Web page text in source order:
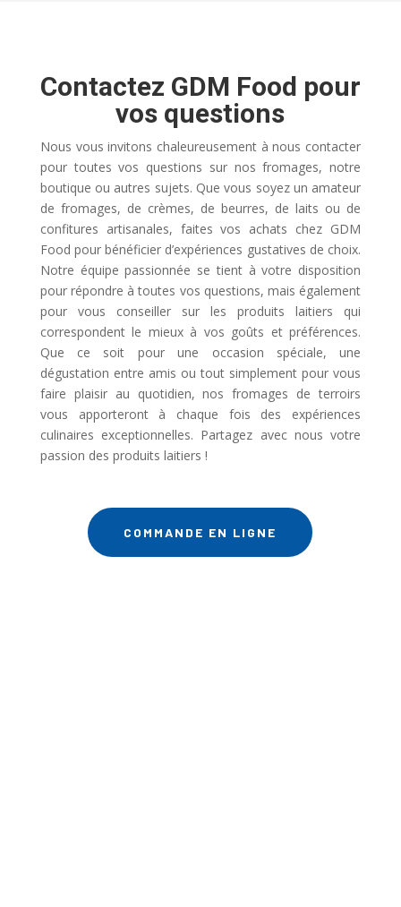
Contactez GDM Food pour
vos questions
Nous vous invitons chaleureusement à nous contacter
pour toutes vos questions sur nos fromages, notre
boutique ou autres sujets. Que vous soyez un amateur
de fromages, de crèmes, de beurres, de laits ou de
confitures artisanales, faites vos achats chez GDM
Food pour bénéficier d’expériences gustatives de choix.
Notre équipe passionnée se tient à votre disposition
pour répondre à toutes vos questions, mais également
pour vous conseiller sur les produits laitiers qui
correspondent le mieux à vos goûts et préférences.
Que ce soit pour une occasion spéciale, une
dégustation entre amis ou tout simplement pour vous
faire plaisir au quotidien, nos fromages de terroirs
vous apporteront à chaque fois des expériences
culinaires exceptionnelles. Partagez avec nous votre
passion des produits laitiers !
COMMANDE EN LIGNE